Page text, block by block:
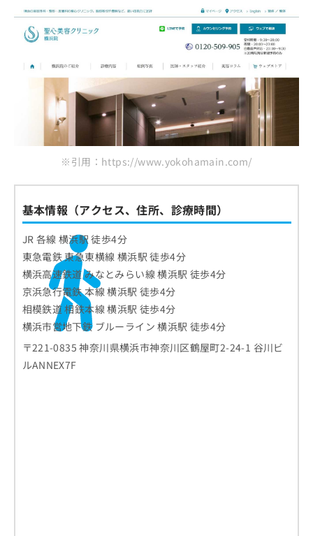
※引用：https://www.yokohamain.com/
基本情報（アクセス、住所、診療時間）
JR 各線 横浜駅 徒歩4分
東急電鉄 東急東横線 横浜駅 徒歩4分
横浜高速鉄道 みなとみらい線 横浜駅 徒歩4分
京浜急行電鉄 本線 横浜駅 徒歩4分
相模鉄道 相鉄本線 横浜駅 徒歩4分
横浜市営地下鉄 ブルーライン 横浜駅 徒歩4分
〒221-0835 神奈川県横浜市神奈川区鶴屋町2-24-1 谷川ビ
ルANNEX7F